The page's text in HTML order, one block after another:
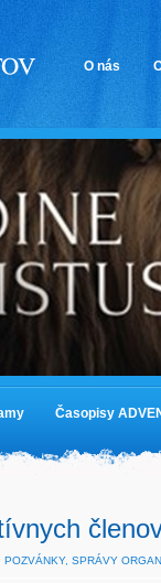
O nás
Časopisy
POZVÁNKY, SPRÁVY